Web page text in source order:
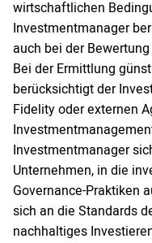
wirtschaftlichen
Investmentmanager
auch bei der
Bei der Ermittlung
berücksichtigt der
Fidelity oder externen
Investmentmanager
Unternehmen, in die
Governance-Praktiken
sich an die Standards
nachhaltiges